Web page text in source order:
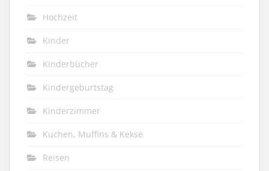
Hochzeit
Kinder
Kinderbücher
Kindergeburtstag
Kinderzimmer
Kuchen, Muffins & Kekse
Reisen